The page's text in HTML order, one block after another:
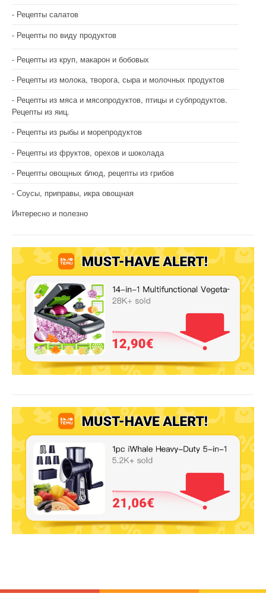
Рецепты салатов
Рецепты по виду продуктов
Рецепты из круп, макарон и бобовых
Рецепты из молока, творога, сыра и молочных продуктов
Рецепты из мяса и мясопродуктов, птицы и субпродуктов.
Рецепты из яиц.
Рецепты из рыбы и морепродуктов
Рецепты из фруктов, орехов и шоколада
Рецепты овощных блюд, рецепты из грибов
Соусы, приправы, икра овощная
Интересно и полезно